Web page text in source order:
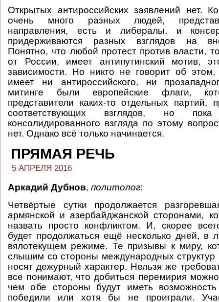
Открытых антироссийских заявлений нет.
очень много разных людей,
направления, есть и либералы, и
придерживаются разных взглядов на
Понятно, что любой протест против власти,
от России, имеет антипутинский мотив,
зависимости. Но никто не говорит об
имеет ни антироссийского, ни
митинге были европейские флаги,
представители каких-то отдельных партий,
соответствующих взглядов, но
консолидированного взгляда по этому
нет. Однако всё только начинается.
ПРЯМАЯ РЕЧЬ
5 АПРЕЛЯ 2016
Аркадий Дубнов, политолог:
Четвёртые сутки продолжается
армянской и азербайджанской сторонами,
назвать просто конфликтом. И, скорее
будет продолжаться ещё несколько дней, в
вялотекущем режиме. Те призывы к миру,
слышим со стороны международных структур
носят дежурный характер. Нельзя же
все понимают, что добиться перемирия
чем обе стороны будут иметь
победили или хотя бы не проиграли.